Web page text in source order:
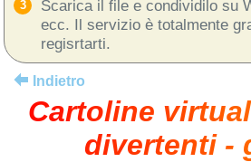
Scarica il file e condividilo su
ecc. Il servizio è totalmente
regisrtarti.
Indietro
Cartoline
divertenti -